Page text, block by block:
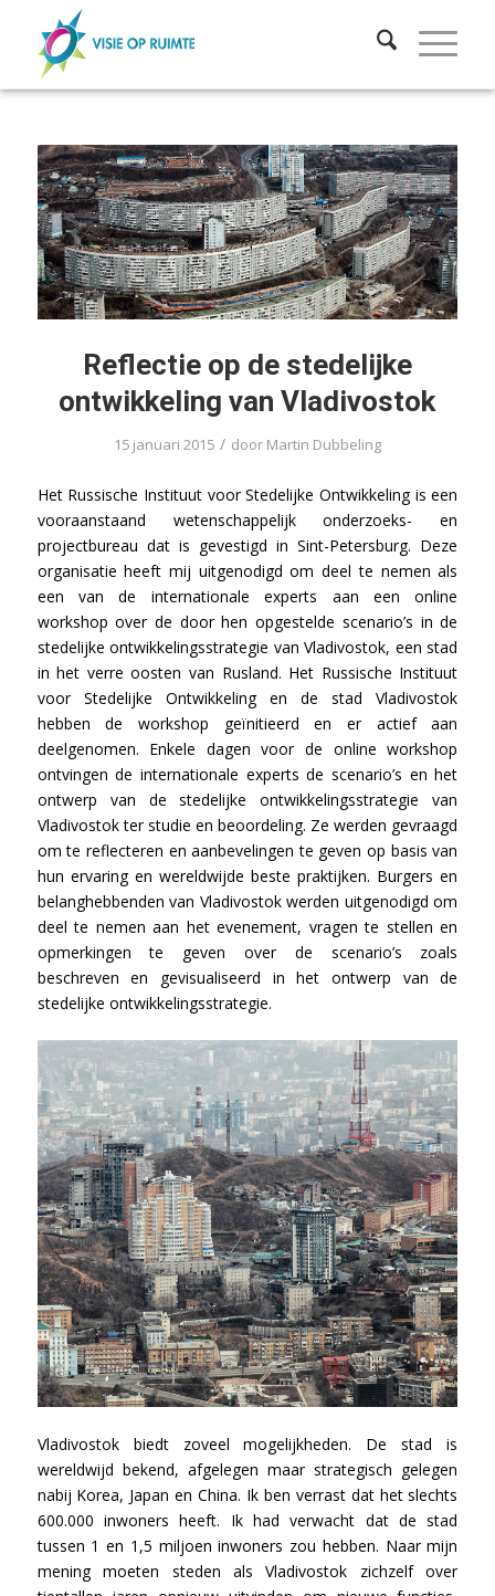
Reflectie op de stedelijke
ontwikkeling van Vladivostok
15 januari 2015 / door Martin Dubbeling
Het Russische Instituut voor Stedelijke Ontwikkeling is een
vooraanstaand wetenschappelijk onderzoeks- en
projectbureau dat is gevestigd in Sint-Petersburg. Deze
organisatie heeft mij uitgenodigd om deel te nemen als
een van de internationale experts aan een online
workshop over de door hen opgestelde scenario’s in de
stedelijke ontwikkelingsstrategie van Vladivostok, een stad
in het verre oosten van Rusland. Het Russische Instituut
voor Stedelijke Ontwikkeling en de stad Vladivostok
hebben de workshop geïnitieerd en er actief aan
deelgenomen. Enkele dagen voor de online workshop
ontvingen de internationale experts de scenario’s en het
ontwerp van de stedelijke ontwikkelingsstrategie van
Vladivostok ter studie en beoordeling. Ze werden gevraagd
om te reflecteren en aanbevelingen te geven op basis van
hun ervaring en wereldwijde beste praktijken. Burgers en
belanghebbenden van Vladivostok werden uitgenodigd om
deel te nemen aan het evenement, vragen te stellen en
opmerkingen te geven over de scenario’s zoals
beschreven en gevisualiseerd in het ontwerp van de
stedelijke ontwikkelingsstrategie.
Vladivostok biedt zoveel mogelijkheden. De stad is
wereldwijd bekend, afgelegen maar strategisch gelegen
nabij Korea, Japan en China. Ik ben verrast dat het slechts
600.000 inwoners heeft. Ik had verwacht dat de stad
tussen 1 en 1,5 miljoen inwoners zou hebben. Naar mijn
mening moeten steden als Vladivostok zichzelf over